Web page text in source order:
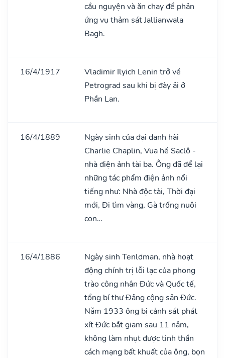
cầu nguyện và ăn chay để phản
ứng vụ thảm sát Jallianwala
Bagh.
16/4/1917
Vladimir Ilyich Lenin trở về
Petrograd sau khi bị đày ải ở
Phần Lan.
16/4/1889
Ngày sinh của đại danh hài
Charlie Chaplin, Vua hề Saclô -
nhà điện ảnh tài ba. Ông đã để lại
những tác phẩm điện ảnh nổi
tiếng như: Nhà độc tài, Thời đại
mới, Đi tìm vàng, Gà trống nuôi
con…
16/4/1886
Ngày sinh Tenlơman, nhà hoạt
động chính trị lỗi lạc của phong
trào công nhân Đức và Quốc tế,
tổng bí thư Đảng cộng sản Đức.
Nǎm 1933 ông bị cảnh sát phát
xít Đức bắt giam sau 11 nǎm,
không làm nhụt được tinh thần
cách mạng bất khuất của ông, bọn